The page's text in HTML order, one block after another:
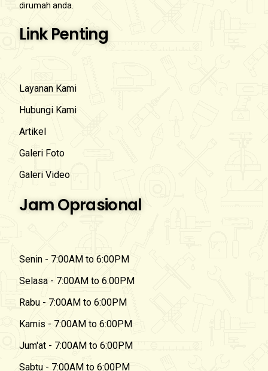
dirumah anda.
Link Penting
Layanan Kami
Hubungi Kami
Artikel
Galeri Foto
Galeri Video
Jam Oprasional
Senin - 7:00AM to 6:00PM
Selasa - 7:00AM to 6:00PM
Rabu - 7:00AM to 6:00PM
Kamis - 7:00AM to 6:00PM
Jum'at - 7:00AM to 6:00PM
Sabtu - 7:00AM to 6:00PM